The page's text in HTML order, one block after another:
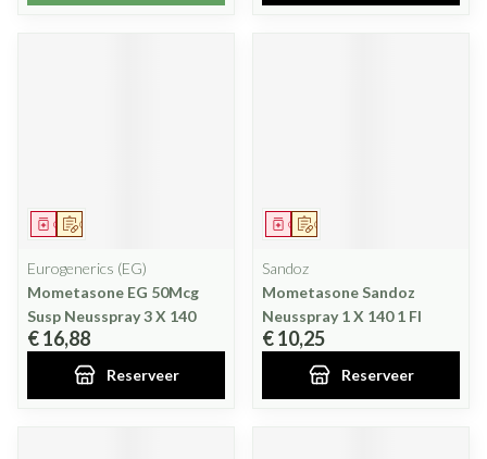
Op voorschrift
Geneesmiddel
Eurogenerics (EG)
Mometasone EG 50Mcg
Susp Neusspray 3 X 140
€ 16,88
Reserveer
Op voorschrift
Geneesmiddel
Sandoz
Mometasone Sandoz
Neusspray 1 X 140 1 Fl
€ 10,25
Reserveer